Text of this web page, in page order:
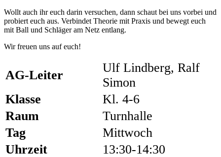
Wollt auch ihr euch darin versuchen, dann schaut bei uns vorbei und
probiert euch aus. Verbindet Theorie mit Praxis und bewegt euch
mit Ball und Schläger am Netz entlang.
Wir freuen uns auf euch!
AG-Leiter
Ulf Lindberg, Ralf
Simon
Klasse
Kl. 4-6
Raum
Turnhalle
Tag
Mittwoch
Uhrzeit
13:30-14:30